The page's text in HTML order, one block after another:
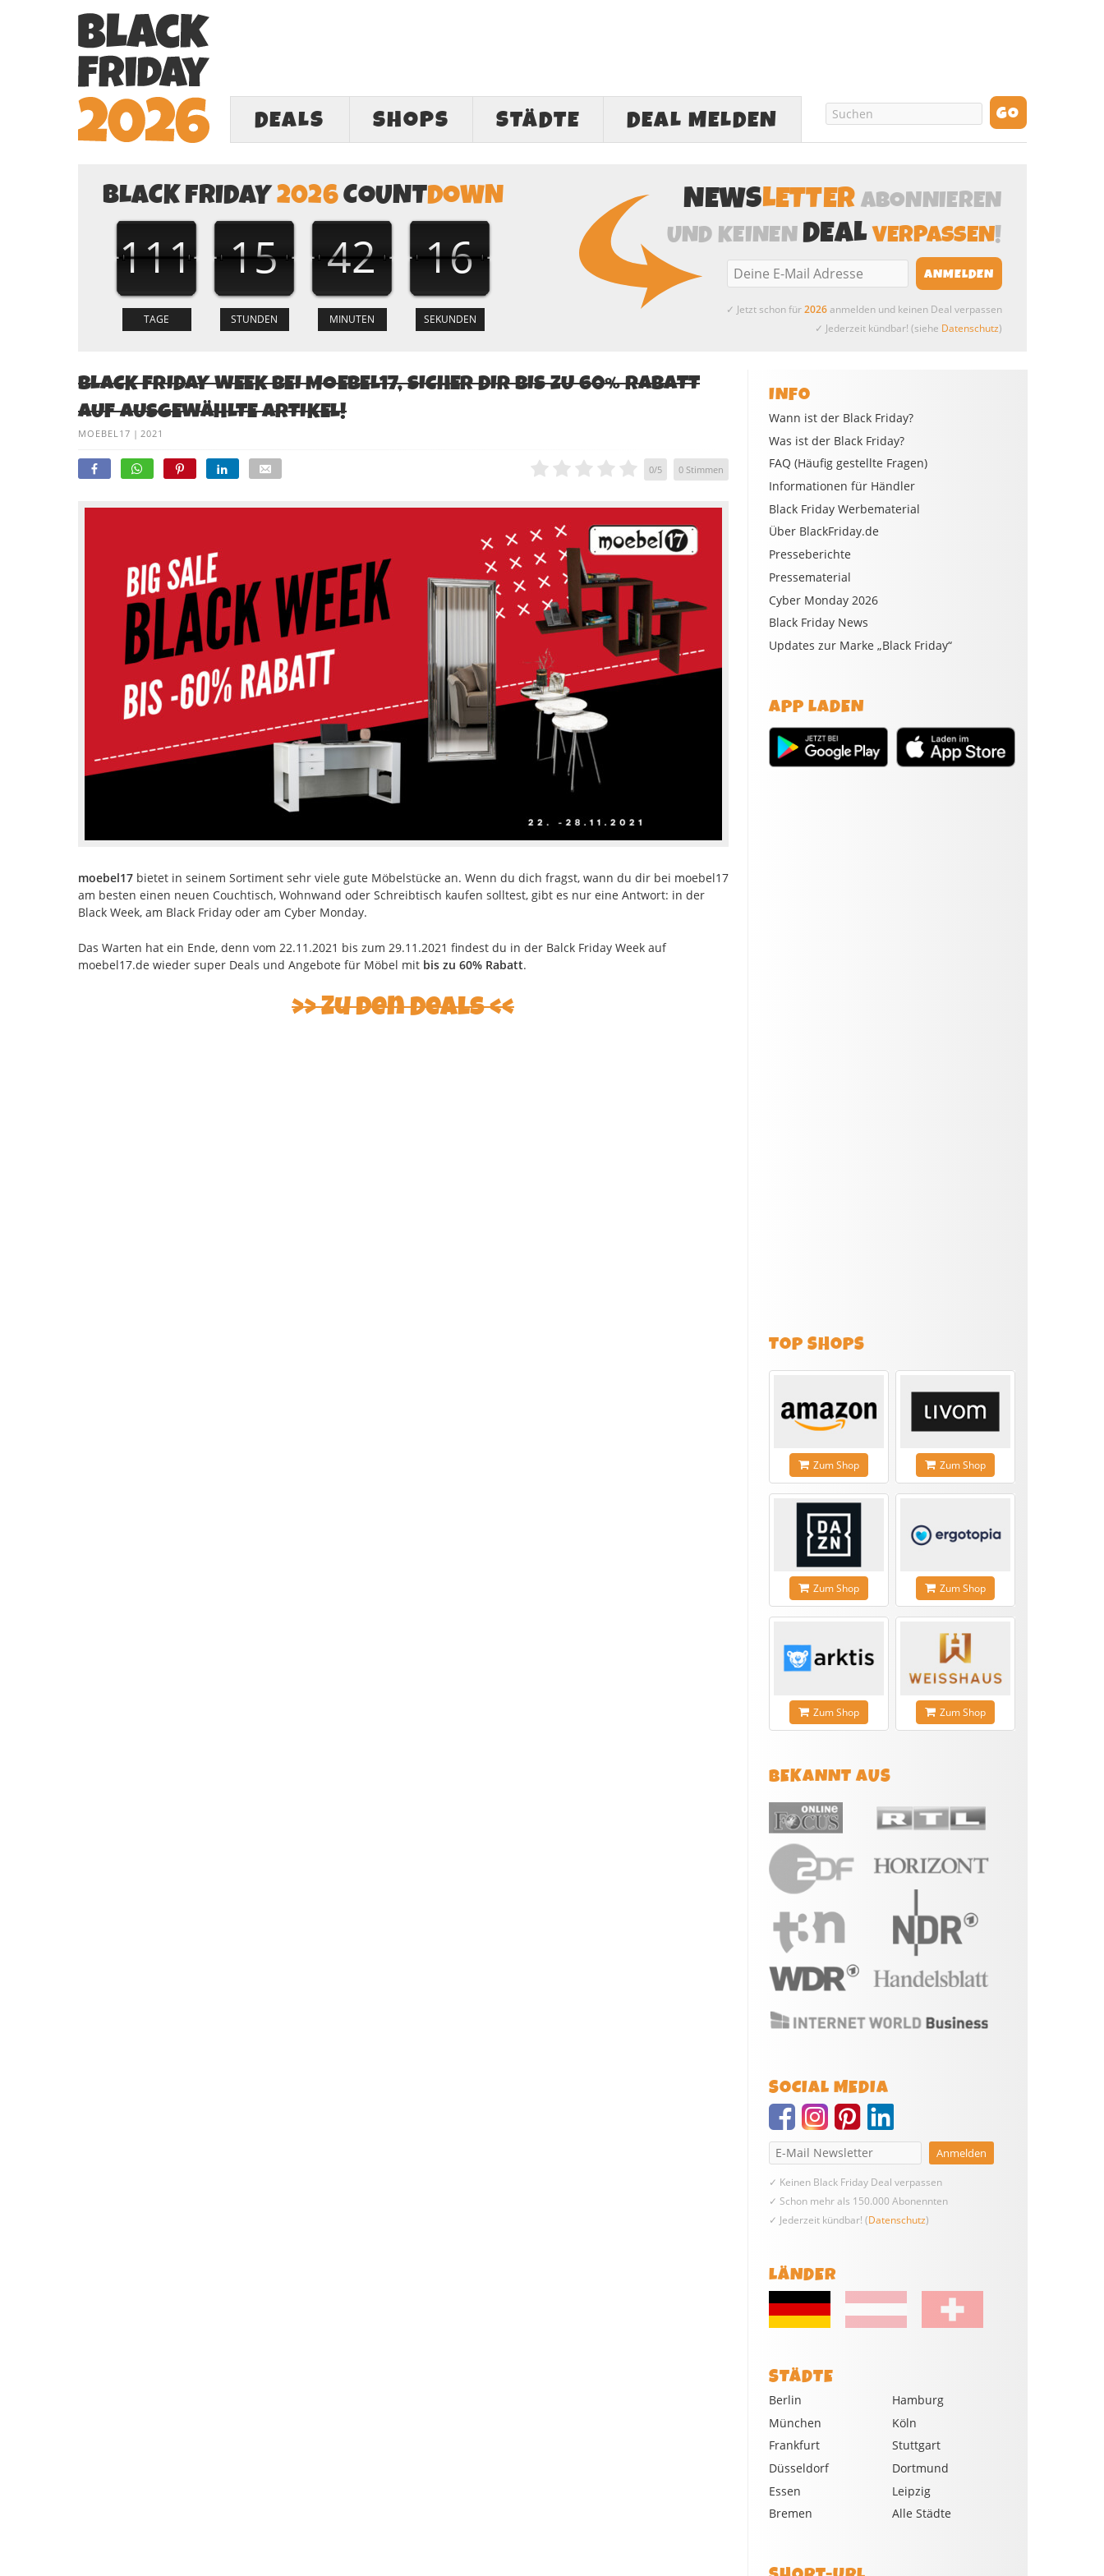
DEALS SHOPS STÄDTE DEAL MELDEN
BLACK FRIDAY2026COUNTDOWN
111 15 42 15
NEWSLETTERABONNIEREN
UND KEINENDEALVERPASSEN!
✓ Jetzt schon für2026anmelden und keinen Deal verpassen
✓ Jederzeit kündbar! (siehe Datenschutz)
BLACK FRIDAY WEEK BEI MOEBEL17, SICHER DIR BIS ZU 60% RABATT
AUF AUSGEWÄHLTE ARTIKEL!
MOEBEL17 | 2021
0/5 0Stimmen
moebel17bietet in seinem Sortiment sehr viele gute Möbelstücke an. Wenn du dich fragst, wann du dir bei moebel17
am besten einen neuen Couchtisch, Wohnwand oder Schreibtisch kaufen solltest, gibt es nur eine Antwort: in der
Black Week, am Black Friday oder am Cyber Monday.
Das Warten hat ein Ende, denn vom 22.11.2021 bis zum 29.11.2021 findest du in der Balck Friday Week auf
moebel17.de wieder super Deals und Angebote für Möbel mit bis zu 60% Rabatt.
Zu den Deals
INFO
Wann ist der Black Friday?
Was ist der Black Friday?
FAQ (Häufig gestellte Fragen)
Informationen für Händler
Black Friday Werbematerial
Über BlackFriday.de
Presseberichte
Pressematerial
Cyber Monday 2026
Black Friday News
Updates zur Marke „Black Friday“
APP LADEN
TOP SHOPS
Zum Shop Zum Shop
Zum Shop Zum Shop
Zum Shop Zum Shop
BEKANNT AUS
SOCIAL MEDIA
✓ Keinen Black Friday Deal verpassen
✓ Schon mehr als 150.000 Abonennten
✓ Jederzeit kündbar! (Datenschutz)
LÄNDER
STÄDTE
Berlin
Hamburg
München
Köln
Frankfurt
Stuttgart
Düsseldorf
Dortmund
Essen
Leipzig
Bremen
Alle Städte